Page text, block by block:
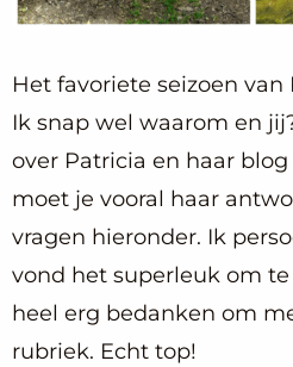
Het favoriete seizoen van
Ik snap wel waarom en
over Patricia en haar blog
moet je vooral haar
vragen hieronder. Ik
vond het superleuk om
heel erg bedanken om
rubriek. Echt top!